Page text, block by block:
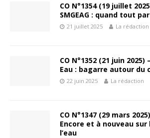
CO N°1354 (19 juillet
SMGEAG : quand tout
21 juillet 2025 La rédaction
CO N°1352 (21 juin 2025)
Eau : bagarre autour du
22 juin 2025 La rédaction
CO N°1347 (29 mars
Encore et à nouveau sur
l’eau